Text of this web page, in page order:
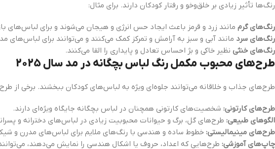
رنگ‌ها تأثیر زیادی بر خلق‌وخو و رفتار کودکان دارند. برای مثال:
رنگ‌های گرم مانند زرد و قرمز باعث ایجاد حس انرژی و هیجان می‌شوند و برای لباس‌های
رنگ‌های سرد مانند آبی و سبز به آرامش و تمرکز کمک می‌کنند و می‌توانند برای لباس‌های
رنگ‌های خنثی نظیر خاکی و بژ احساس تعادل و پایداری را القا می‌کنند.
طرح‌های محبوب مکمل رنگ‌ لباس بچگانه در مد سال 2025
طرح‌های جذاب و خلاقانه می‌توانند جلوه‌ای ویژه به لباس‌های کودکان ببخشند. برخی از
طرح‌های کارتونی: شخصیت‌های کارتونی همچنان در لباس بچگانه جایگاه ویژه‌ای دارند.
الگوهای طبیعی: طرح‌های گل، برگ و حیوانات محبوبیت زیادی در لباس‌های دخترانه و
طرح‌های مینیمالیستی: خطوط ساده و هندسی با رنگ‌های ملایم برای لباس‌های مدرن و
چاپ‌های آموزشی: طرح‌هایی که اعداد، حروف یا اشکال هندسی را نمایش می‌دهند،